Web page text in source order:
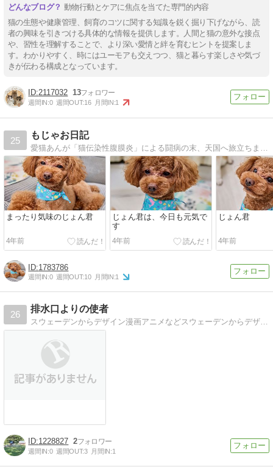
動物行動とケアに焦点を当てた専門的内容
猫の生態や健康管理、飼育のコツに関する知識を鋭く掘り下げながら、読
者の興味を引きつける具体的な情報を提供します。人間と猫の意外な接点
や、習性を理解することで、より深い愛情と絆を育むヒントを提案しま
す。わかりやすく、時にはユーモアも交えつつ、猫と暮らす楽しさや気づ
きが伝わる構成となっています。
2117032 13
週間IN:0 週間OUT:16 月間IN:1
25
もじゃお日記
まったり気味のじょん君
4年前
じょん君は、今日も元気で
す
4年前
じょん君
4年前
1783786
週間IN:0 週間OUT:10 月間IN:1
26
排水口よりの使者
スウェーデンからデザイン漫画アニメなどスウェーデンからデザインやマンガ・アニメや動物のことなどなど。
1228827 2
週間IN:0 週間OUT:3 月間IN:1